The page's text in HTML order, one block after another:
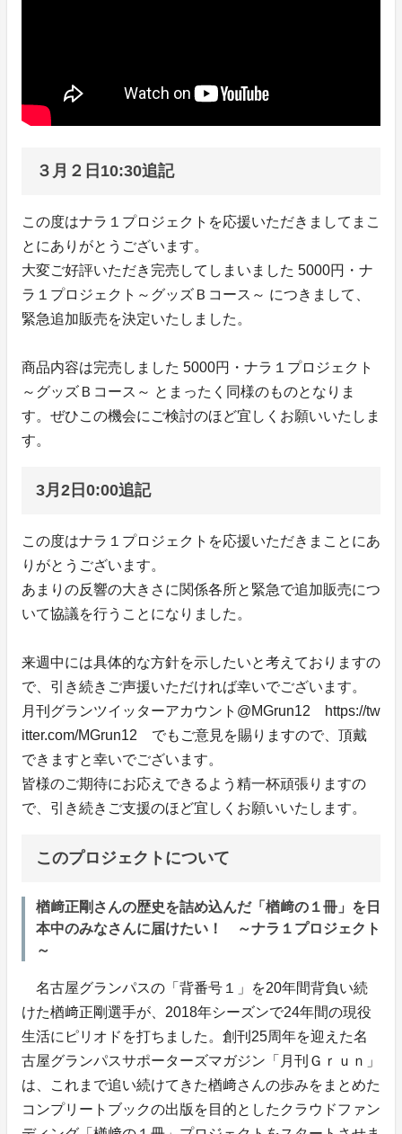
３月２日10:30追記
この度はナラ１プロジェクトを応援いただきましてまこ
とにありがとうございます。
大変ご好評いただき完売してしまいました 5000円・ナ
ラ１プロジェクト～グッズＢコース～ につきまして、
緊急追加販売を決定いたしました。
商品内容は完売しました 5000円・ナラ１プロジェクト
～グッズＢコース～ とまったく同様のものとなりま
す。ぜひこの機会にご検討のほど宜しくお願いいたしま
す。
3月2日0:00追記
この度はナラ１プロジェクトを応援いただきまことにあ
りがとうございます。
あまりの反響の大きさに関係各所と緊急で追加販売につ
いて協議を行うことになりました。
来週中には具体的な方針を示したいと考えておりますの
で、引き続きご声援いただければ幸いでございます。
月刊グランツイッターアカウント@MGrun12 https://tw
itter.com/MGrun12 でもご意見を賜りますので、頂戴
できますと幸いでございます。
皆様のご期待にお応えできるよう精一杯頑張りますの
で、引き続きご支援のほど宜しくお願いいたします。
このプロジェクトについて
楢﨑正剛さんの歴史を詰め込んだ「楢﨑の１冊」を日
本中のみなさんに届けたい！ ～ナラ１プロジェクト
～
名古屋グランパスの「背番号１」を20年間背負い続
けた楢﨑正剛選手が、2018年シーズンで24年間の現役
生活にピリオドを打ちました。創刊25周年を迎えた名
古屋グランパスサポーターズマガジン「月刊Ｇｒｕｎ」
は、これまで追い続けてきた楢﨑さんの歩みをまとめた
コンプリートブックの出版を目的としたクラウドファン